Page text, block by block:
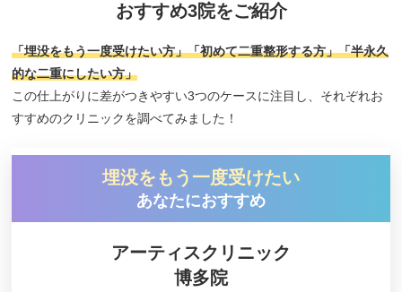
二重整形（埋没法・切開法）｜福岡の相場
埋没法の種類
二重整形の痛みはどれくらい？
二重整形をするにあたって知っておきたい資格の話
二重整形で効果はどれぐらい持つの？
一重と奥二重のちがいとは？
奥二重をぱっちり二重にする方法とは？
二重整形のダウンタイムはどれぐらい？
おすすめ3院をご紹介
「埋没をもう一度受けたい方」「初めて二重整形する方」「半永久
的な二重にしたい方」
この仕上がりに差がつきやすい3つのケースに注目し、それぞれお
すすめのクリニックを調べてみました！
埋没をもう一度受けたい
あなたにおすすめ
アーティスクリニック
博多院